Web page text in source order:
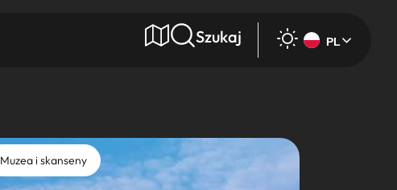
Szukaj PL
Muzea i skanseny